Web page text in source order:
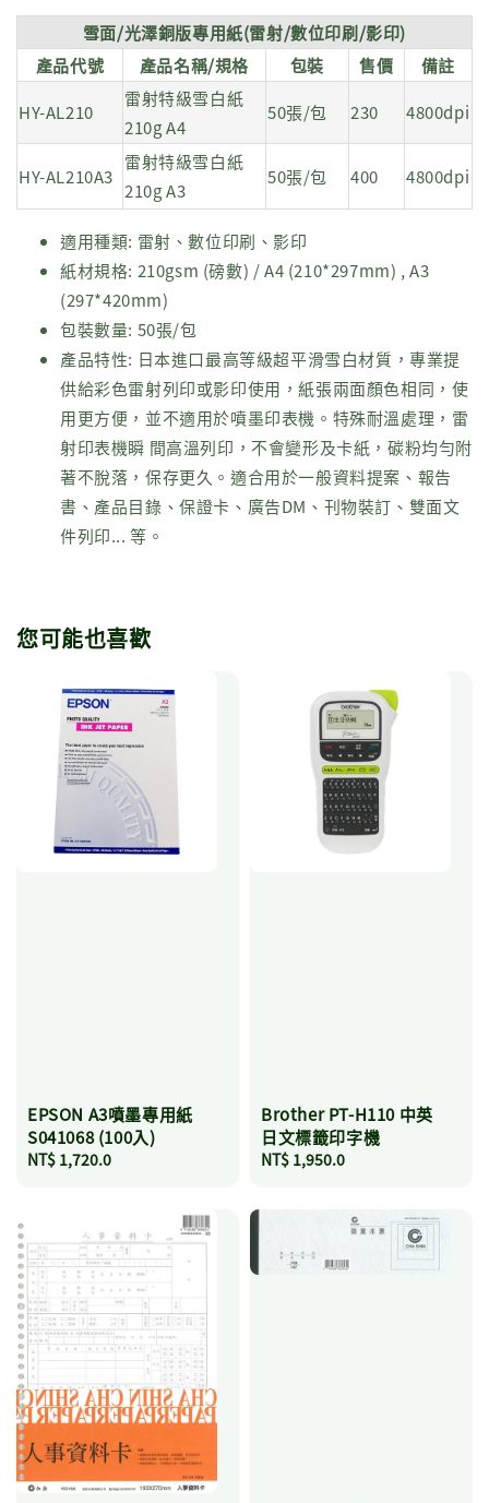
雪面/光澤銅版專用紙(雷射/數位印刷/影印)
產品代號
產品名稱/規格 包裝 售價 備註
HY-AL210
雷射特級雪白紙
210g A4
50張/包 230 4800dpi
HY-AL210A3
雷射特級雪白紙
210g A3
50張/包 400 4800dpi
適用種類: 雷射、數位印刷、影印
紙材規格: 210gsm (磅數) / A4 (210*297mm) , A3
(297*420mm)
包裝數量: 50張/包
產品特性: 日本進口最高等級超平滑雪白材質，專業提
供給彩色雷射列印或影印使用，紙張兩面顏色相同，使
用更方便，並不適用於噴墨印表機。特殊耐溫處理，雷
射印表機瞬 間高溫列印，不會變形及卡紙，碳粉均勻附
著不脫落，保存更久。適合用於一般資料提案、報告
書、產品目錄、保證卡、廣告DM、刊物裝訂、雙面文
件列印... 等。
您可能也喜歡
EPSON A3噴墨專用紙
S041068 (100入)
Regular
NT$ 1,720.0
Brother PT-H110 中英
日文標籤印字機
Regular
NT$ 1,950.0